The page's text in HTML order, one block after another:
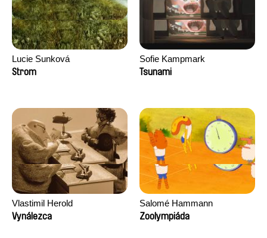
Lucie Sunková
Strom
Sofie Kampmark
Tsunami
Vlastimil Herold
Vynálezca
Salomé Hammann
Zoolympiáda